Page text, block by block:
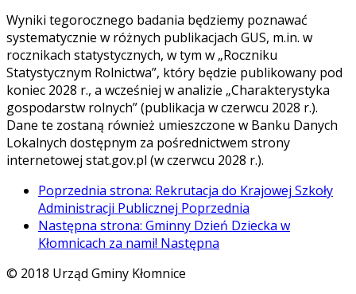
Wyniki tegorocznego badania będziemy poznawać
systematycznie w różnych publikacjach GUS, m.in. w
rocznikach statystycznych, w tym w „Roczniku
Statystycznym Rolnictwa”, który będzie publikowany pod
koniec 2028 r., a wcześniej w analizie „Charakterystyka
gospodarstw rolnych” (publikacja w czerwcu 2028 r.).
Dane te zostaną również umieszczone w Banku Danych
Lokalnych dostępnym za pośrednictwem strony
internetowej stat.gov.pl (w czerwcu 2028 r.).
Poprzednia strona: Rekrutacja do Krajowej Szkoły
Administracji Publicznej Poprzednia
Następna strona: Gminny Dzień Dziecka w
Kłomnicach za nami! Następna
© 2018 Urząd Gminy Kłomnice